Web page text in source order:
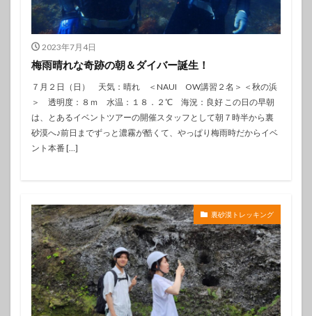
2023年7月4日
梅雨晴れな奇跡の朝＆ダイバー誕生！
７月２日（日） 天気：晴れ ＜NAUI OW講習２名＞ ＜秋の浜
＞ 透明度：８ｍ 水温：１８．２℃ 海況：良好 この日の早朝
は、とあるイベントツアーの開催スタッフとして朝７時半から裏
砂漠へ♪前日までずっと濃霧が酷くて、やっぱり梅雨時だからイベ
ント本番 […]
裏砂漠トレッキング